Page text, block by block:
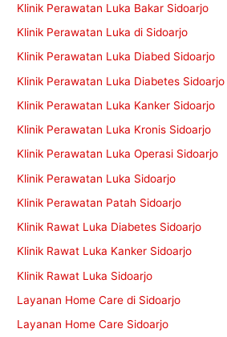
Klinik Perawatan Luka Bakar Sidoarjo
Klinik Perawatan Luka di Sidoarjo
Klinik Perawatan Luka Diabed Sidoarjo
Klinik Perawatan Luka Diabetes Sidoarjo
Klinik Perawatan Luka Kanker Sidoarjo
Klinik Perawatan Luka Kronis Sidoarjo
Klinik Perawatan Luka Operasi Sidoarjo
Klinik Perawatan Luka Sidoarjo
Klinik Perawatan Patah Sidoarjo
Klinik Rawat Luka Diabetes Sidoarjo
Klinik Rawat Luka Kanker Sidoarjo
Klinik Rawat Luka Sidoarjo
Layanan Home Care di Sidoarjo
Layanan Home Care Sidoarjo